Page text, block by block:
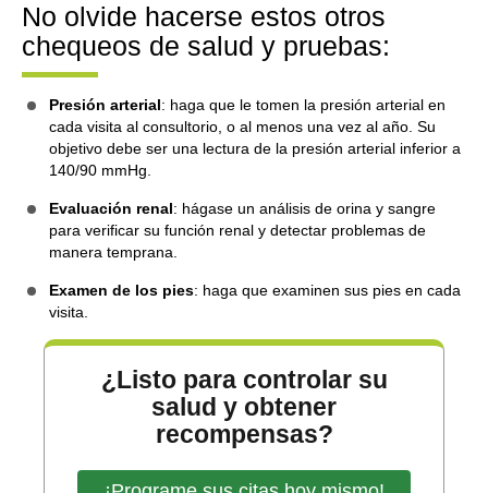
No olvide hacerse estos otros
chequeos de salud y pruebas:
Presión arterial: haga que le tomen la presión arterial en
cada visita al consultorio, o al menos una vez al año. Su
objetivo debe ser una lectura de la presión arterial inferior a
140/90 mmHg.
Evaluación renal: hágase un análisis de orina y sangre
para verificar su función renal y detectar problemas de
manera temprana.
Examen de los pies: haga que examinen sus pies en cada
visita.
¿Listo para controlar su
salud y obtener
recompensas?